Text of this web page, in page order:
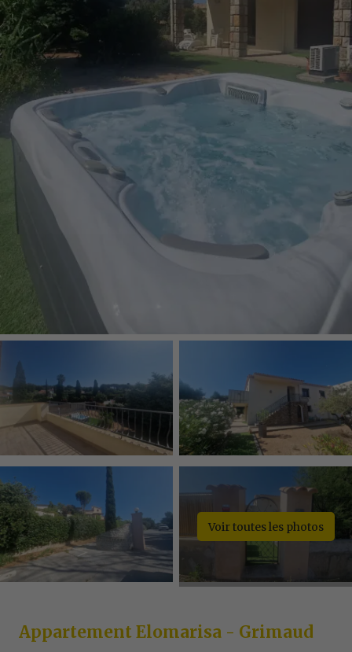
Voir toutes les photos
Appartement Elomarisa - Grimaud